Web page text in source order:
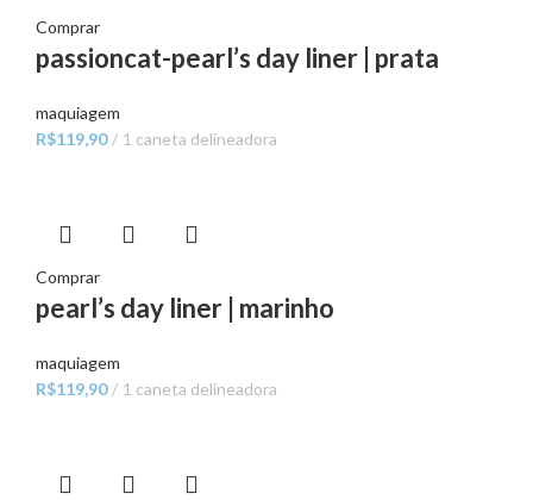
Comprar
passioncat-pearl’s day liner | prata
maquiagem
R$119,90 1 caneta delineadora
Comprar
pearl’s day liner | marinho
maquiagem
R$119,90 1 caneta delineadora